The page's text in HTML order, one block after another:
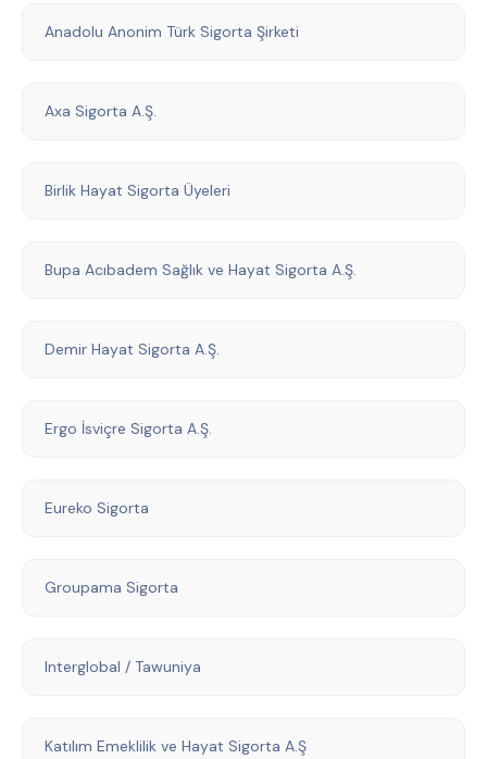
Anadolu Anonim Türk Sigorta Şirketi
Axa Sigorta A.Ş.
Birlik Hayat Sigorta Üyeleri
Bupa Acıbadem Sağlık ve Hayat Sigorta A.Ş.
Demir Hayat Sigorta A.Ş.
Ergo İsviçre Sigorta A.Ş.
Eureko Sigorta
Groupama Sigorta
Interglobal / Tawuniya
Katılım Emeklilik ve Hayat Sigorta A.Ş